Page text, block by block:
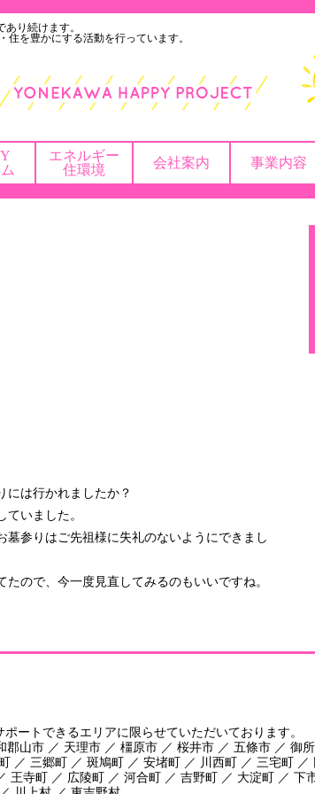
り続けます。
を豊かにする活動を行っています。
エネルギー
住環境
会社案内 事業内容
には行かれましたか？
いました。
参りはご先祖様に失礼のないようにできまし
ので、今一度見直してみるのもいいですね。
ートできるエリアに限らせていただいております。
郡山市 ／ 天理市 ／ 橿原市 ／ 桜井市 ／ 五條市 ／ 御
／ 三郷町 ／ 斑鳩町 ／ 安堵町 ／ 川西町 ／ 三宅町
王寺町 ／ 広陵町 ／ 河合町 ／ 吉野町 ／ 大淀町 ／ 下